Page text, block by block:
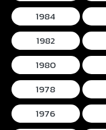
1984
1982
1980
1978
1976